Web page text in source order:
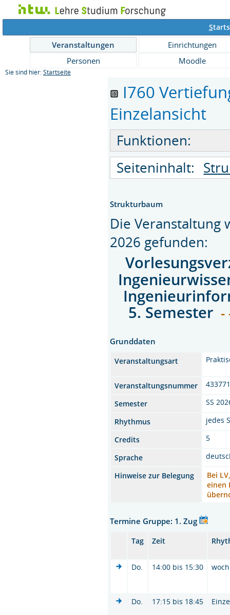
S
Veranstaltungen
Einrichtungen
Personen
Moodle
Sie sind hier: Startseite
I760
Einzelansicht
Funktionen:
Seiteninhalt:
Strukturbaum
Die Veranstaltung
2026 gefunden:
5. Semester -
Grunddaten
Veranstaltungsart
Veranstaltungsnummer
Semester
SS
Rhythmus
jedes
Credits
5
Sprache
Hinweise zur Belegung
Bei
einen
Termine Gruppe: 1. Zug
Tag Zeit
Do. 14:00 bis 15:30 woch
Do. 17:15 bis 18:45